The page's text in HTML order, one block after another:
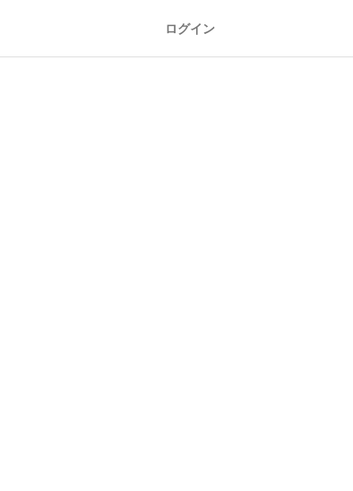
ログイン